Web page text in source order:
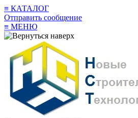
≡ КАТАЛОГ
Отправить сообщение
≡ МЕНЮ